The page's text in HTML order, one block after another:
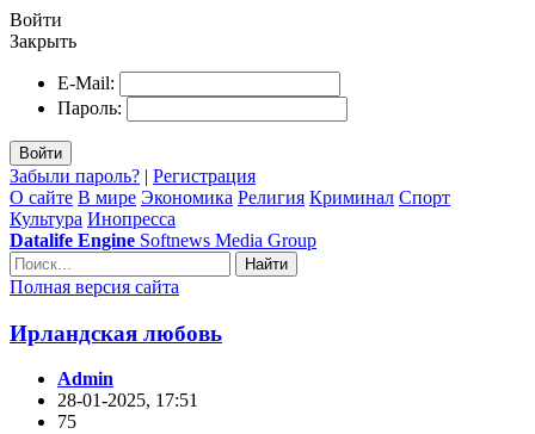
Войти
Закрыть
E-Mail:
Пароль:
Войти
Забыли пароль? | Регистрация
О сайте В мире Экономика Религия Криминал Спорт
Культура Инопресса
Datalife Engine Softnews Media Group
Найти
Полная версия сайта
Ирландская любовь
Admin
28-01-2025, 17:51
75